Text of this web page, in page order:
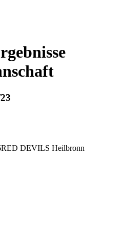
RED DEVILS Heilbronn